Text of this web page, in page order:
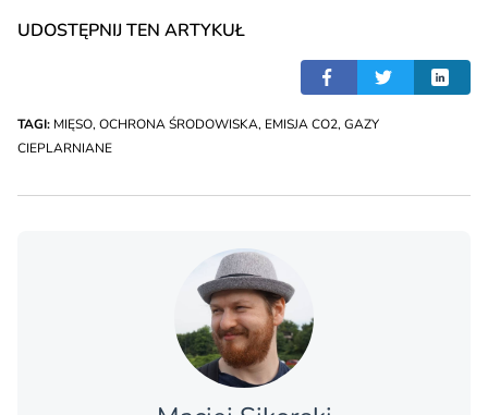
UDOSTĘPNIJ TEN ARTYKUŁ
TAGI: MIĘSO, OCHRONA ŚRODOWISKA, EMISJA CO2, GAZY
CIEPLARNIANE